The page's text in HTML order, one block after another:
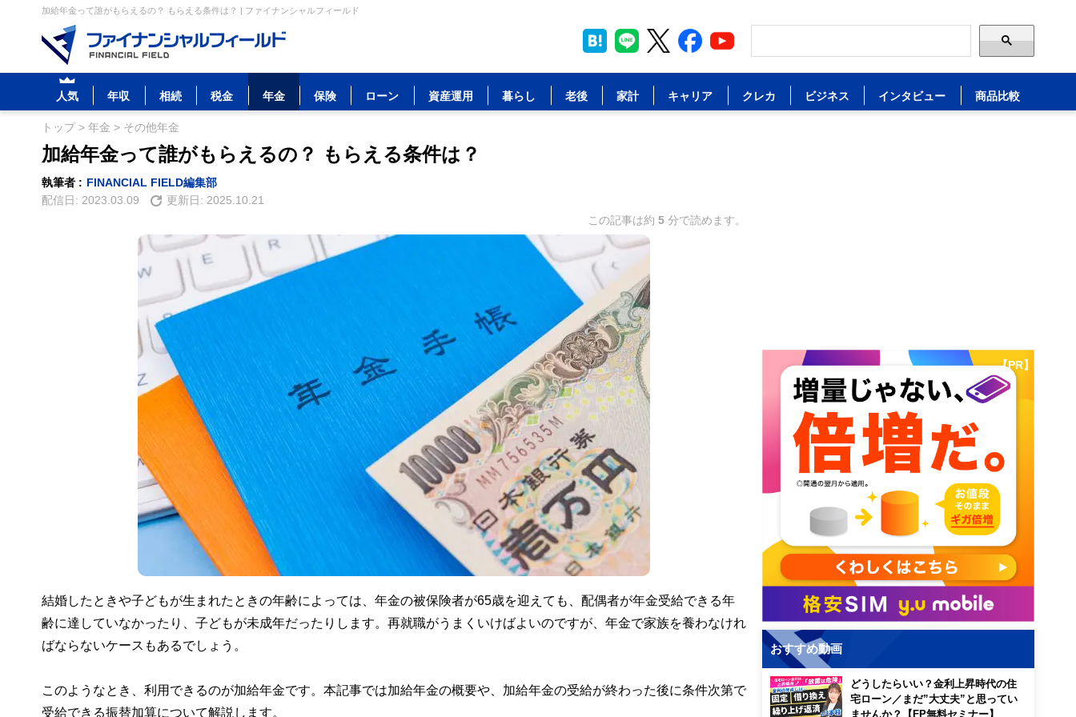
加給年金って誰がもらえるの？ もらえる条件は？ | ファイナンシャルフィールド
人気 年収 相続 税金 年金 保険 ローン 資産運用 暮らし 老後 家計 キャリア クレカ ビジネス インタビュー 商品比較
トップ> 年金 > その他年金
加給年金って誰がもらえるの？ もらえる条件は？
執筆者 : FINANCIAL FIELD編集部
配信日: 2023.03.09 更新日: 2025.10.21
この記事は約 5 分で読めます。
結婚したときや子どもが生まれたときの年齢によっては、年金の被保険者が65歳を迎えても、配偶者が年金受給できる年
齢に達していなかったり、子どもが未成年だったりします。再就職がうまくいけばよいのですが、年金で家族を養わなけれ
ばならないケースもあるでしょう。
このようなとき、利用できるのが加給年金です。本記事では加給年金の概要や、加給年金の受給が終わった後に条件次第で
受給できる振替加算について解説します。
【PR】
おすすめ動画
どうしたらいい？金利上昇時代の住
宅ローン／まだ”大丈夫”と思ってい
ませんか？【FP無料セミナー】